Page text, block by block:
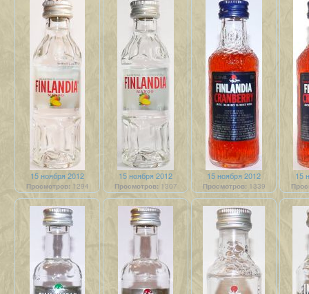
15 ноября 2012
Просмотров: 1294
15 ноября 2012
Просмотров: 1307
15 ноября 2012
Просмотров: 1339
15